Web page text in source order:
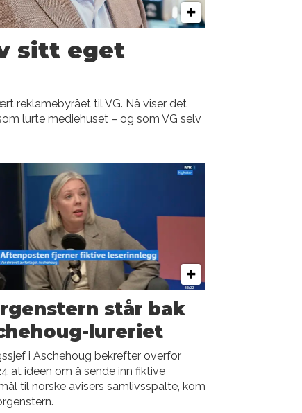
sitt eget
reklamebyrået til VG. Nå viser det
lurte mediehuset – og som VG selv
står bak
lureriet
i Aschehoug bekrefter overfor
at ideen om å sende inn fiktive
til norske avisers samlivsspalte, kom